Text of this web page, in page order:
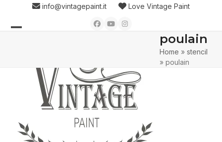
content
info@vintagepaint.it Love Vintage Paint
Facebook
YouTubeInstagram
menu
menu
poulain
Home »stencil
»poulain